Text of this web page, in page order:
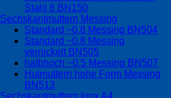
Stahl 6 BN150
Sechskantmuttern Messing
Standard ~0.8 Messing BN504
Standard ~0.8 Messing
vernickelt BN505
halbhoch ~0.5 Messing BN507
Hutmuttern hohe Form Messing
BN513